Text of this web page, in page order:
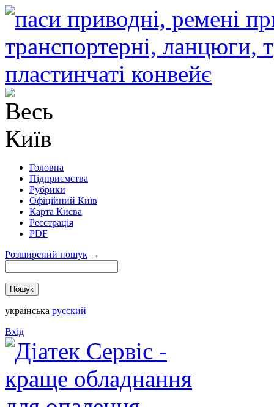
Головна
Підприємства
Рубрики
Офіційний Київ
Карта Києва
Реєстрація
PDF
Розширений пошук →
українська русский
Вхід